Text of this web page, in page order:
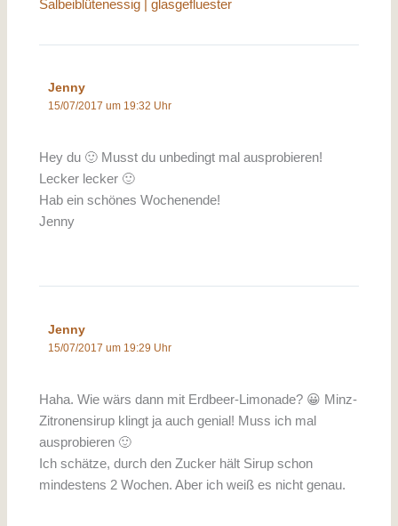
Salbeiblütenessig | glasgefluester
Jenny
15/07/2017 um 19:32 Uhr
Hey du 🙂 Musst du unbedingt mal ausprobieren!
Lecker lecker 🙂
Hab ein schönes Wochenende!
Jenny
Jenny
15/07/2017 um 19:29 Uhr
Haha. Wie wärs dann mit Erdbeer-Limonade? 😀 Minz-
Zitronensirup klingt ja auch genial! Muss ich mal
ausprobieren 🙂
Ich schätze, durch den Zucker hält Sirup schon
mindestens 2 Wochen. Aber ich weiß es nicht genau.